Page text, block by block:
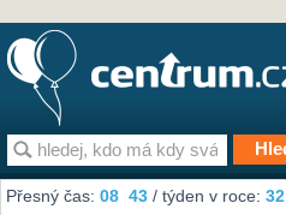
Přesný čas:08 43 / týden v roce:32